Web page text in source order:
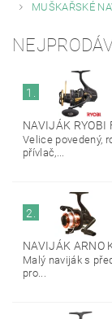
MUŠKAŘSKÉ
1.
NAVIJÁK RYOBI
Velice povedený,
přívlač,...
2.
NAVIJÁK ARNO
Malý naviják s
pro...